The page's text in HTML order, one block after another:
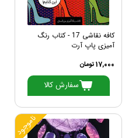
کافه نقاشی 17 - کتاب رنگ
آمیزی پاپ آرت
17,000 تومان
سفارش کالا
ناموجود